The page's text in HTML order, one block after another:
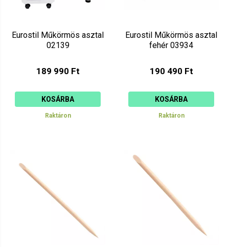
Eurostil Műkörmös asztal
02139
189 990 Ft
KOSÁRBA
Raktáron
Eurostil Műkörmös asztal
fehér 03934
190 490 Ft
KOSÁRBA
Raktáron